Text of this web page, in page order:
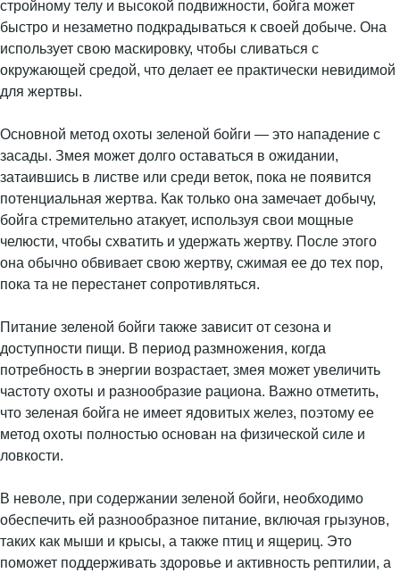
стройному телу и высокой подвижности, бойга может
быстро и незаметно подкрадываться к своей добыче. Она
использует свою маскировку, чтобы сливаться с
окружающей средой, что делает ее практически невидимой
для жертвы.
Основной метод охоты зеленой бойги — это нападение с
засады. Змея может долго оставаться в ожидании,
затаившись в листве или среди веток, пока не появится
потенциальная жертва. Как только она замечает добычу,
бойга стремительно атакует, используя свои мощные
челюсти, чтобы схватить и удержать жертву. После этого
она обычно обвивает свою жертву, сжимая ее до тех пор,
пока та не перестанет сопротивляться.
Питание зеленой бойги также зависит от сезона и
доступности пищи. В период размножения, когда
потребность в энергии возрастает, змея может увеличить
частоту охоты и разнообразие рациона. Важно отметить,
что зеленая бойга не имеет ядовитых желез, поэтому ее
метод охоты полностью основан на физической силе и
ловкости.
В неволе, при содержании зеленой бойги, необходимо
обеспечить ей разнообразное питание, включая грызунов,
таких как мыши и крысы, а также птиц и ящериц. Это
поможет поддерживать здоровье и активность рептилии, а